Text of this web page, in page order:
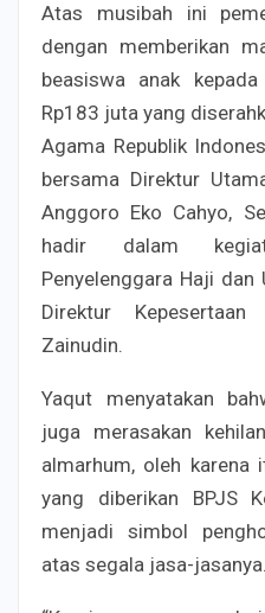
Atas musibah ini
dengan memberikan
beasiswa anak
Rp183 juta yang
Agama Republik
bersama Direktur
Anggoro Eko Cahyo,
hadir dalam
Penyelenggara Haji
Direktur Kepesertaan
Zainudin.
Yaqut menyatakan
juga merasakan
almarhum, oleh karena
yang diberikan BPJS
menjadi simbol
atas segala jasa-jasanya.